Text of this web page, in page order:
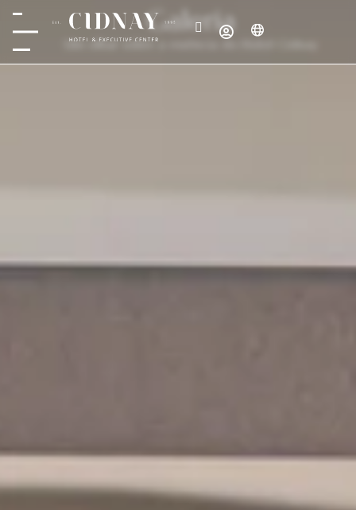
Galeria
Um olhar sobre a essência do Hotel Cidnay